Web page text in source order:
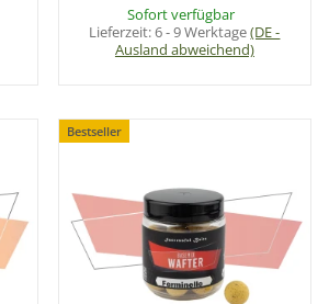
Sofort verfügbar
Lieferzeit:6 - 9 Werktage(DE -
Ausland abweichend)
Bestseller